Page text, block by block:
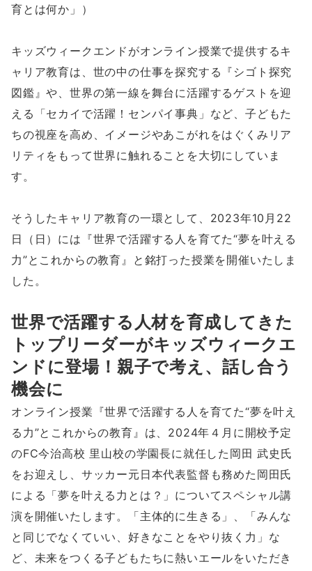
育とは何か」）
キッズウィークエンドがオンライン授業で提供するキ
ャリア教育は、世の中の仕事を探究する『シゴト探究
図鑑』や、世界の第一線を舞台に活躍するゲストを迎
える「セカイで活躍！センパイ事典」など、子どもた
ちの視座を高め、イメージやあこがれをはぐくみリア
リティをもって世界に触れることを大切にしていま
す。
そうしたキャリア教育の一環として、2023年10月22
日（日）には『世界で活躍する人を育てた“夢を叶える
力”とこれからの教育』と銘打った授業を開催いたしま
した。
世界で活躍する人材を育成してきた
トップリーダーがキッズウィークエ
ンドに登場！親子で考え、話し合う
機会に
オンライン授業『世界で活躍する人を育てた“夢を叶え
る力”とこれからの教育』は、2024年４月に開校予定
のFC今治高校 里山校の学園長に就任した岡田 武史氏
をお迎えし、サッカー元日本代表監督も務めた岡田氏
による「夢を叶える力とは？」についてスペシャル講
演を開催いたします。「主体的に生きる」、「みんな
と同じでなくていい、好きなことをやり抜く力」な
ど、未来をつくる子どもたちに熱いエールをいただき